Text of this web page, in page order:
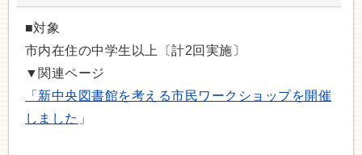
■対象
市内在住の中学生以上〔計2回実施〕
▼関連ページ
「新中央図書館を考える市民ワークショップを開催
しました 」